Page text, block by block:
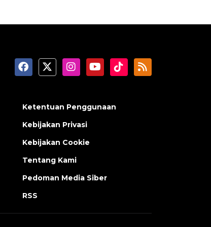
Ketentuan Penggunaan
Kebijakan Privasi
Kebijakan Cookie
Tentang Kami
Pedoman Media Siber
RSS